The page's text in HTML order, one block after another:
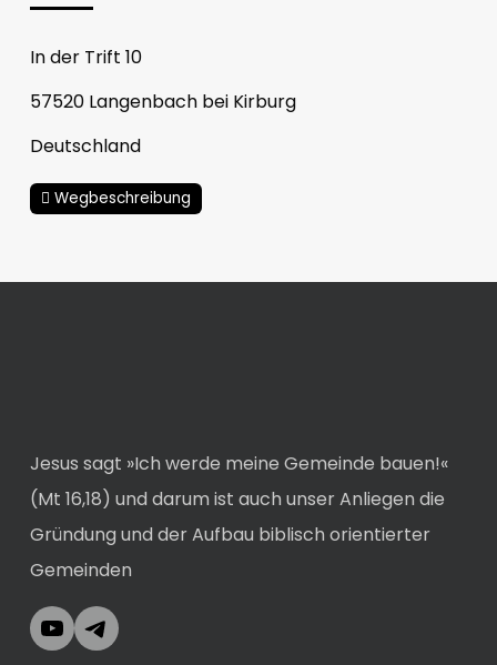
In der Trift 10
57520 Langenbach bei Kirburg
Deutschland
Wegbeschreibung
Jesus sagt »Ich werde meine Gemeinde bauen!«
(Mt 16,18) und darum ist auch unser Anliegen die
Gründung und der Aufbau biblisch orientierter
Gemeinden
YouTubeTelegram